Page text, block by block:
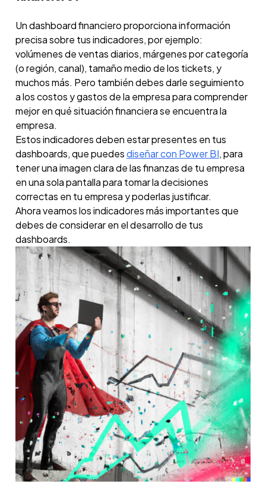
Un dashboard financiero proporciona información
precisa sobre tus indicadores, por ejemplo:
volúmenes de ventas diarios, márgenes por categoría
(o región, canal), tamaño medio de los tickets, y
muchos más. Pero también debes darle seguimiento
a los costos y gastos de la empresa para comprender
mejor en qué situación financiera se encuentra la
empresa.
Estos indicadores deben estar presentes en tus
dashboards, que puedesdiseñar con Power BI, para
tener una imagen clara de las finanzas de tu empresa
en una sola pantalla para tomar la decisiones
correctas en tu empresa y poderlas justificar.
Ahora veamos los indicadores más importantes que
debes de considerar en el desarrollo de tus
dashboards.